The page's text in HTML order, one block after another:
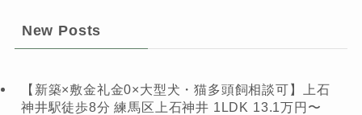
New Posts
【新築×敷金礼金0×大型犬・猫多頭飼相談可】上石
神井駅徒歩8分 練馬区上石神井 1LDK 13.1万円〜